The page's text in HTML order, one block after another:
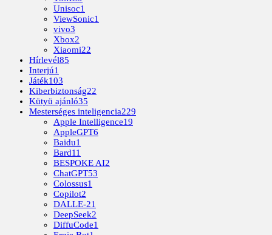
Unisoc1
ViewSonic1
vivo3
Xbox2
Xiaomi22
Hírlevél85
Interjú1
Játék103
Kiberbiztonság22
Kütyü ajánló35
Mesterséges inteligencia229
Apple Intelligence19
AppleGPT6
Baidu1
Bard11
BESPOKE AI2
ChatGPT53
Colossus1
Copilot2
DALLE-21
DeepSeek2
DiffuCode1